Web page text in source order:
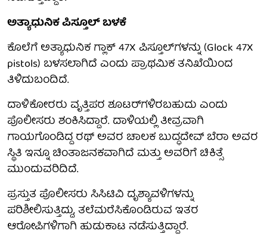
ಅತ್ಯಾಧುನಿಕ ಪಿಸ್ತೂಲ್ ಬಳಕೆ
ಕೊಲೆಗೆ ಅತ್ಯಾಧುನಿಕ ಗ್ಲಾಕ್ 47X ಪಿಸ್ತೂಲ್‌ಗಳನ್ನು (Glock 47X
pistols) ಬಳಸಲಾಗಿದೆ ಎಂದು ಪ್ರಾಥಮಿಕ ತನಿಖೆಯಿಂದ
ತಿಳಿದುಬಂದಿದೆ.
ದಾಳಿಕೋರರು ವೃತ್ತಿಪರ ಶೂಟರ್‌ಗಳಿರಬಹುದು ಎಂದು
ಪೊಲೀಸರು ಶಂಕಿಸಿದ್ದಾರೆ. ದಾಳಿಯಲ್ಲಿ ತೀವ್ರವಾಗಿ
ಗಾಯಗೊಂಡಿದ್ದ ರಥ್ ಅವರ ಚಾಲಕ ಬುದ್ಧದೇವ್ ಬೆರಾ ಅವರ
ಸ್ಥಿತಿ ಇನ್ನೂ ಚಿಂತಾಜನಕವಾಗಿದೆ ಮತ್ತು ಅವರಿಗೆ ಚಿಕಿತ್ಸೆ
ಮುಂದುವರಿದಿದೆ.
ಪ್ರಸ್ತುತ ಪೊಲೀಸರು ಸಿಸಿಟಿವಿ ದೃಶ್ಯಾವಳಿಗಳನ್ನು
ಪರಿಶೀಲಿಸುತ್ತಿದ್ದು, ತಲೆಮರೆಸಿಕೊಂಡಿರುವ ಇತರ
ಆರೋಪಿಗಳಿಗಾಗಿ ಹುಡುಕಾಟ ನಡೆಸುತ್ತಿದ್ದಾರೆ.